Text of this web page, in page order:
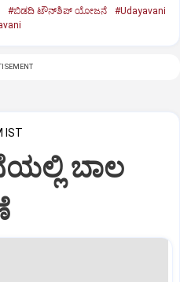
#ಬಿಡದಿ ಟೌನ್‌ಶಿಪ್‌ ಯೋಜನೆ
#Udayavani
IST
ಬಾಲ